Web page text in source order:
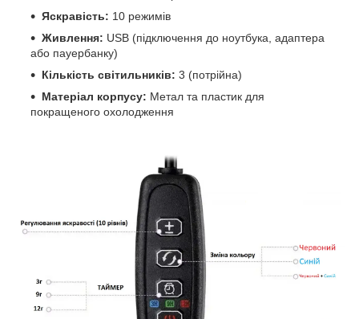
Яскравість: 10 режимів
Живлення: USB (підключення до ноутбука, адаптера
або пауербанку)
Кількість світильників: 3 (потрійна)
Матеріал корпусу: Метал та пластик для
покращеного охолодження